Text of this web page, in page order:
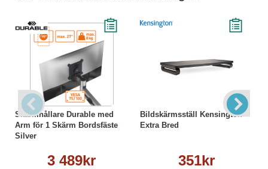
Skärmhållare Durable med
Arm för 1 Skärm Bordsfäste
Silver
3 489kr
Bildskärmsställ Kensington
Extra Bred
351kr